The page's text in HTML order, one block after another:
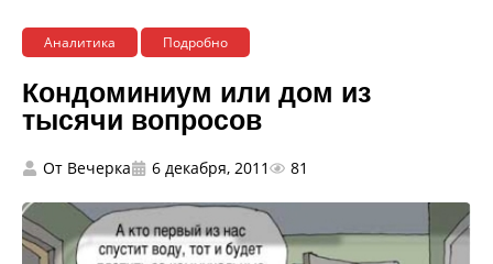
Аналитика Подробно
Кондоминиум или дом из
тысячи вопросов
От Вечерка 6 декабря, 2011 81